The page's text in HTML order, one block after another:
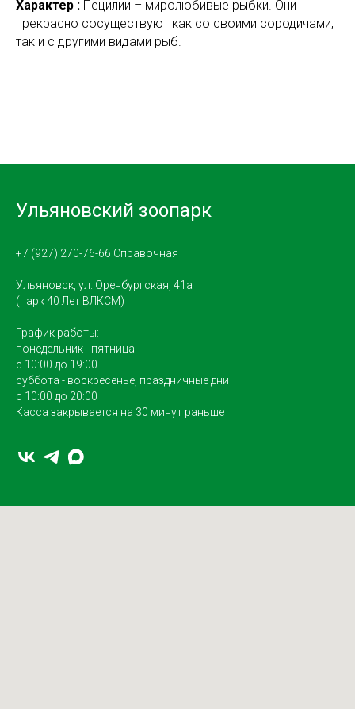
Характер : Пецилии – миролюбивые рыбки. Они
прекрасно сосуществуют как со своими сородичами,
так и с другими видами рыб.
Ульяновский зоопарк
+7 (927) 270-76-66 Справочная
Ульяновск, ул. Оренбургская, 41а
(парк 40 Лет ВЛКСМ)
График работы:
понедельник - пятница
с 10:00 до 19:00
суббота - воскресенье, праздничные дни
с 10:00 до 20:00
Касса закрывается на 30 минут раньше